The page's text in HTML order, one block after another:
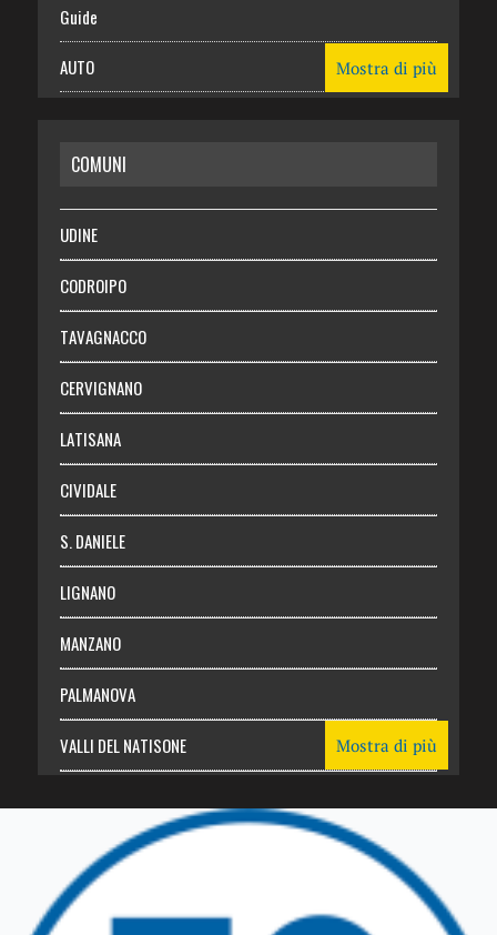
Guide
AUTO
RISPARMIO
SALUTE
Necrologie
Chi siamo
Abbonati
Login
Mostra di più
COMUNI
UDINE
CODROIPO
TAVAGNACCO
CERVIGNANO
LATISANA
CIVIDALE
S. DANIELE
LIGNANO
MANZANO
PALMANOVA
VALLI DEL NATISONE
TRICESIMO
TARCENTO
Mostra di più